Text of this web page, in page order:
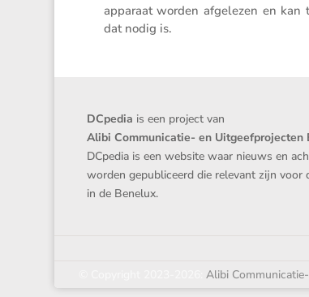
apparaat worden afgelezen en
dat nodig is.
DCpedia is een project van
Alibi Communicatie- en Uitgeefprojecten
DCpedia is een website waar nieuws en
worden gepubliceerd die relevant zijn voor
in de Benelux.
Alibi